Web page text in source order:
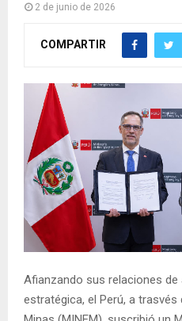
2 de junio de 2026
COMPARTIR
Afianzando sus relaciones
estratégica, el Perú, a trasvés